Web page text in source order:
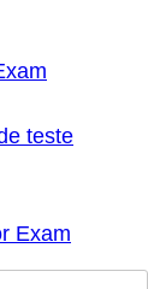
teste
Exam